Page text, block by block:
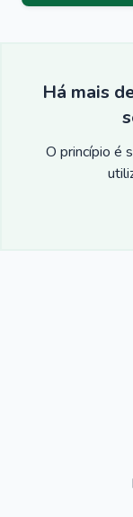
Há mais
O princípio é